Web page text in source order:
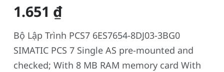
1.651 ₫
Bộ Lập Trình PCS7 6ES7654-8DJ03-3BG0
SIMATIC PCS 7 Single AS pre-mounted and
checked; With 8 MB RAM memory card With